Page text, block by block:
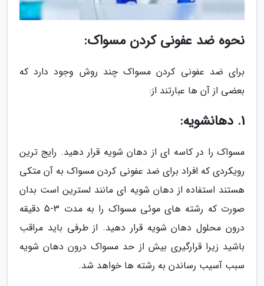
نحوه ضد عفونی کردن مسواک:
برای ضد عفونی کردن مسواک چند روش وجود دارد که
بعضی از آن ها عبارتند از:
1. دهانشویه:
مسواک را در کاسه ای از دهان شویه قرار دهید. رایج ترین
رویکردی که افراد برای ضد عفونی کردن مسواک به آن متکی
هستند استفاده از دهان شویه ای مانند لسترین است بدان
صورت که رشته های موئی مسواک را به مدت 3-5 دقیقه
درون محلول دهان شویه قرار دهید. از طرفی باید مراقب
باشید زیرا قرارگیری بیش از حد مسواک درون دهان شویه
سبب آسیب رساندن به رشته ها خواهد شد.